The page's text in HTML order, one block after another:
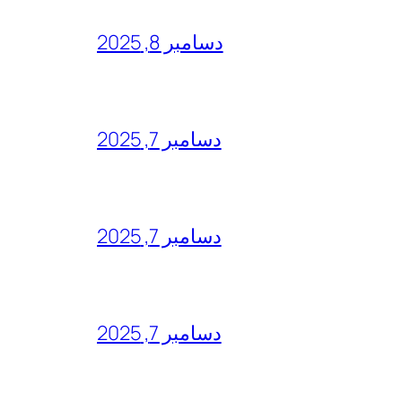
دسامبر 8, 2025
دسامبر 7, 2025
دسامبر 7, 2025
دسامبر 7, 2025